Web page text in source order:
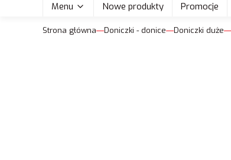
Menu Nowe produkty Promocje
Strona główna Doniczki - donice Doniczki duże